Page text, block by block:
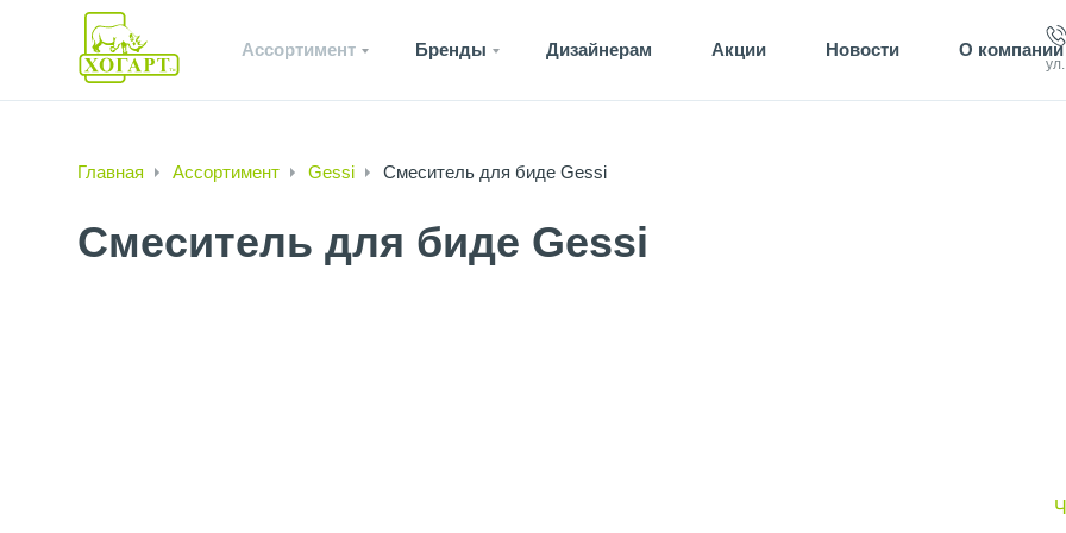
Ассортимент Бренды Дизайнерам Акции Новости О компании
Главная Ассортимент Gessi Смеситель для биде Gessi
Смеситель для биде Gessi